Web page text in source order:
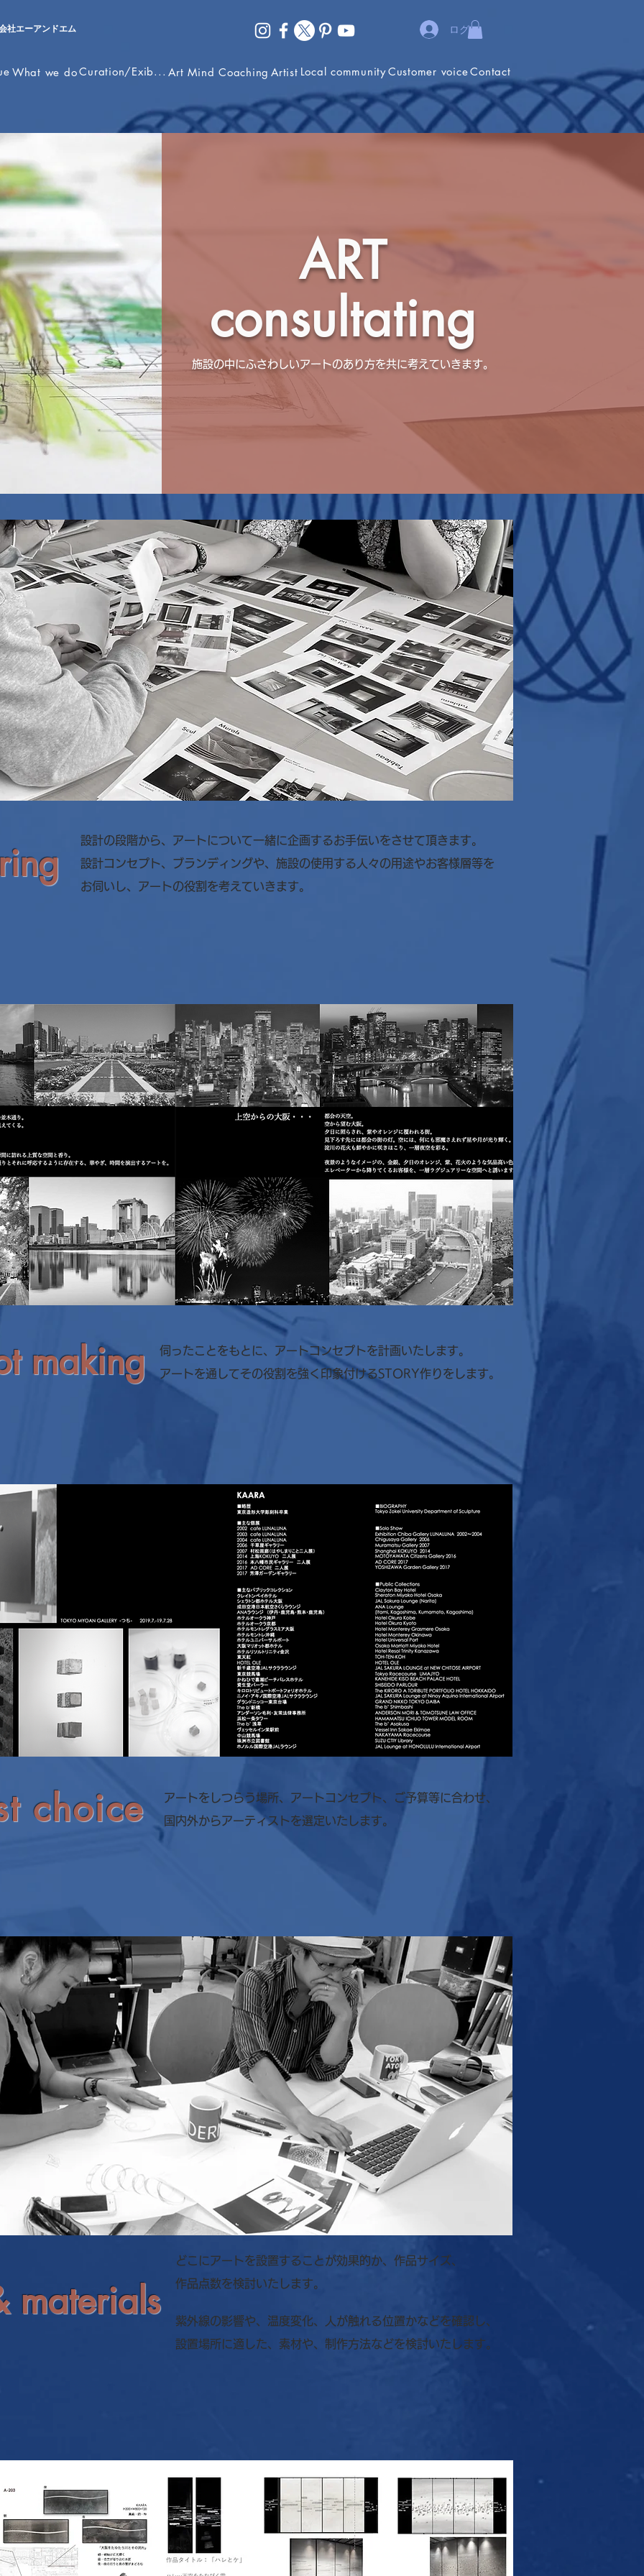
社エーアンドエム ログイン
What we doCuration/Exib... Art Mind Coaching Artist Local communityCustomer voiceContact
ART
consultating
施設の中にふさわしいアートのあり方を共に考えていきます。
設計の段階から、アートについて一緒に企画するお手伝いをさせて頂きます。
設計コンセプト、ブランディングや、施設の使用する人々の用途やお客様層等を
お伺いし、アートの役割を考えていきます。
making
伺ったことをもとに、アートコンセプトを計画いたします。
アートを通してその役割を強く印象付けるSTORY作りをします。
choice
アートをしつらう場所、アートコンセプト、ご予算等に合わせ、
国内外からアーティストを選定いたします。
materials
​どこにアートを設置することが効果的か、作品サイズ、
作品点数を検討いたします。
紫外線の影響や、温度変化、人が触れる位置かなどを確認し、
設置場所に適した、素材や、制作方法などを検討いたします。